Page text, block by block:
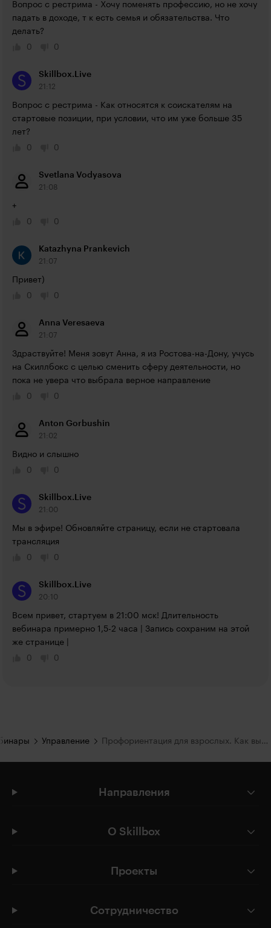
Вопрос с рестрима - Хочу поменять профессию, но не хочу
падать в доходе, т к есть семья и обязательства. Что
делать?
0
0
Skillbox.Live
21:12
Вопрос с рестрима - Как относятся к соискателям на
стартовые позиции, при условии, что им уже больше 35
лет?
0
0
Svetlana Vodyasova
21:08
+
0
0
Katazhyna Prankevich
21:07
Привет)
0
0
Anna Veresaeva
21:07
Здраствуйте! Меня зовут Анна, я из Ростова-на-Дону, учусь
на Скиллбокс с целью сменить сферу деятельности, но
пока не увера что выбрала верное направление
0
0
Anton Gorbushin
21:02
Видно и слышно
0
0
Skillbox.Live
21:00
Мы в эфире! Обновляйте страницу, если не стартовала
трансляция
0
0
Skillbox.Live
20:10
Всем привет, стартуем в 21:00 мск! Длительность
вебинара примерно 1,5-2 часа | Запись сохраним на этой
же странице |
0
0
Управление Профориентация для взрослых. Как выбрать подходящую профессию
Направления
О Skillbox
Проекты
Сотрудничество